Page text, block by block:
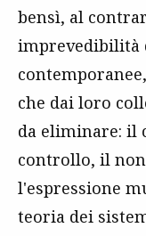
bensì, al
imprevedibilità
che dai loro
da eliminare: il
controllo, il
l'espressione
teoria dei